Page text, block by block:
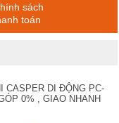
sách
toán
CASPER DI ĐỘNG PC-
0% , GIAO NHANH